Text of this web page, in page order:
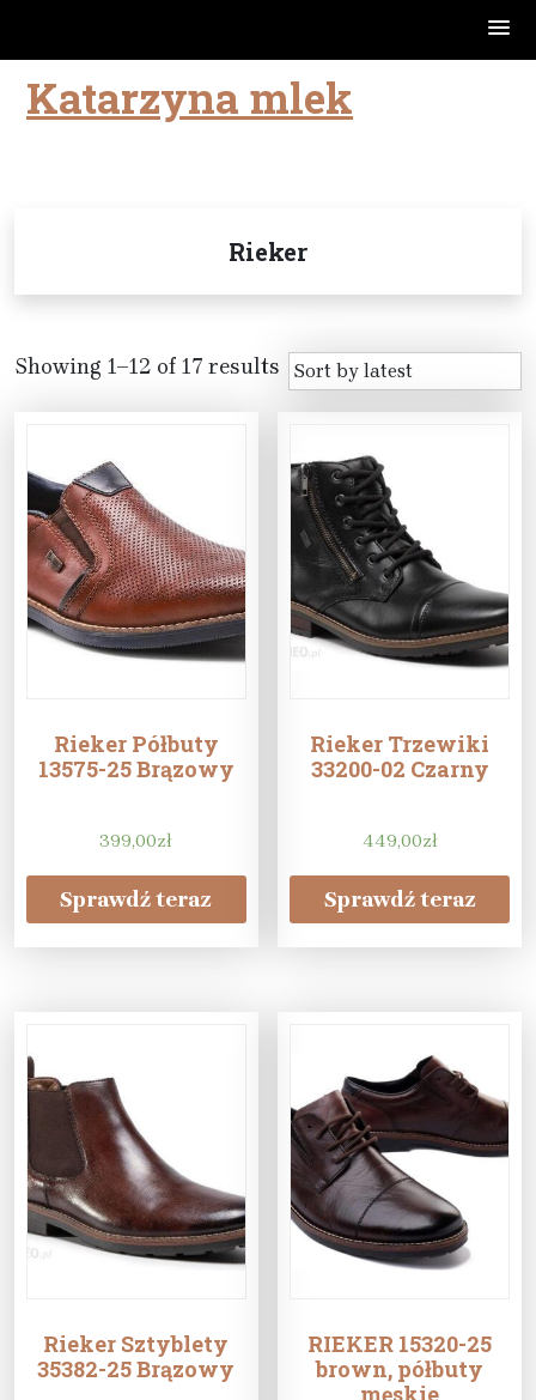
SkipKatarzyna mlek
Rieker
Showing 1–12 of 17 results
Rieker Półbuty
13575-25 Brązowy
399,00zł
Sprawdź teraz
Rieker Trzewiki
33200-02 Czarny
449,00zł
Sprawdź teraz
Rieker Sztyblety
35382-25 Brązowy
RIEKER 15320-25
brown, półbuty
męskie